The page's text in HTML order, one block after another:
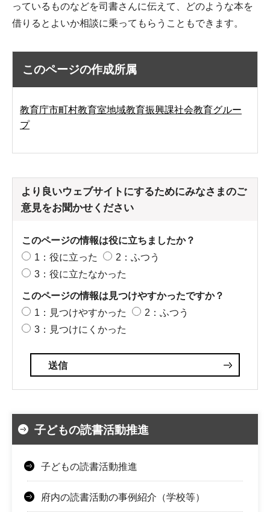
っているものなどを司書さんに伝えて、どのような本を
借りるとよいか相談に乗ってもらうこともできます。
このページの作成所属
教育庁市町村教育室地域教育振興課社会教育グルー
プ
より良いウェブサイトにするためにみなさまのご
意見をお聞かせください
このページの情報は役に立ちましたか？
1：役に立った
2：ふつう
3：役に立たなかった
このページの情報は見つけやすかったですか？
1：見つけやすかった
2：ふつう
3：見つけにくかった
子どもの読書活動推進
子どもの読書活動推進
府内の読書活動の事例紹介（学校等）